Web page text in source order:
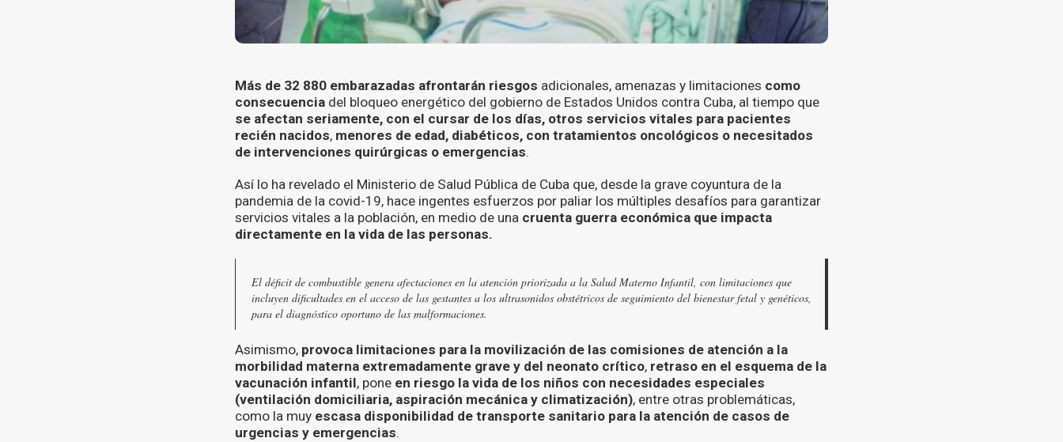
Más de 32 880 embarazadas afrontarán riesgos adicionales, amenazas y limitaciones como
consecuencia del bloqueo energético del gobierno de Estados Unidos contra Cuba, al tiempo que
se afectan seriamente, con el cursar de los días, otros servicios vitales para pacientes
recién nacidos, menores de edad, diabéticos, con tratamientos oncológicos o necesitados
de intervenciones quirúrgicas o emergencias.
Así lo ha revelado el Ministerio de Salud Pública de Cuba que, desde la grave coyuntura de la
pandemia de la covid-19, hace ingentes esfuerzos por paliar los múltiples desafíos para garantizar
servicios vitales a la población, en medio de una cruenta guerra económica que impacta
directamente en la vida de las personas.
El déficit de combustible genera afectaciones en la atención priorizada a la Salud Materno Infantil, con limitaciones que
incluyen dificultades en el acceso de las gestantes a los ultrasonidos obstétricos de seguimiento del bienestar fetal y genéticos,
para el diagnóstico oportuno de las malformaciones.
Asimismo, provoca limitaciones para la movilización de las comisiones de atención a la
morbilidad materna extremadamente grave y del neonato crítico, retraso en el esquema de la
vacunación infantil, pone en riesgo la vida de los niños con necesidades especiales
(ventilación domiciliaria, aspiración mecánica y climatización), entre otras problemáticas,
como la muy escasa disponibilidad de transporte sanitario para la atención de casos de
urgencias y emergencias.